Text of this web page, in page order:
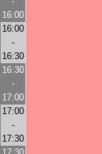
16:00
16:00
-
16:30
16:30
-
17:00
17:00
-
17:30